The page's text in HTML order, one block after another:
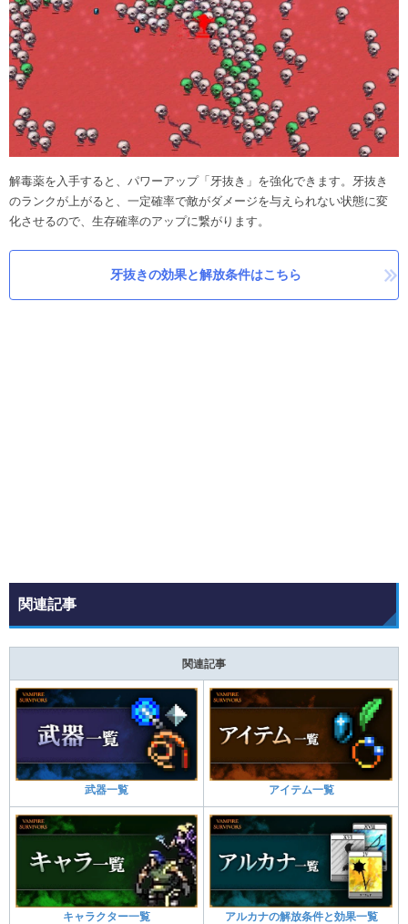
解毒薬を入手すると、パワーアップ「牙抜き」を強化できます。牙抜き
のランクが上がると、一定確率で敵がダメージを与えられない状態に変
化させるので、生存確率のアップに繋がります。
牙抜きの効果と解放条件はこちら
関連記事
関連記事
武器一覧 アイテム一覧
キャラクター一覧 アルカナの解放条件と効果一覧